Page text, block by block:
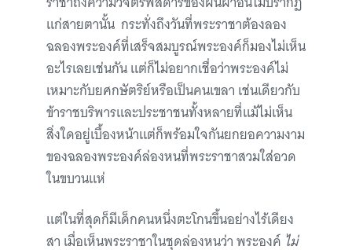
แก่สายตานั้น กระทั่งถึงวันที่พระราชาต้องลอง
ฉลองพระองค์ที่เสร็จสมบูรณ์พระองค์ก็มองไม่เห็น
อะไรเลยเช่นกัน แต่ก็ไม่อยากเชื่อว่าพระองค์ไม่
เหมาะกับยศกษัตริย์หรือเป็นคนเขลา เช่นเดียวกับ
ข้าราชบริพารและประชาชนทั้งหลายที่แม้ไม่เห็น
สิ่งใดอยู่เบื้องหน้าแต่ก็พร้อมใจกันยกยอความงาม
ของฉลองพระองค์ล่องหนที่พระราชาสวมใส่อวด
ในขบวนแห่
แต่ในที่สุดก็มีเด็กคนหนึ่งตะโกนขึ้นอย่างไร้เดียง
สา เมื่อเห็นพระราชาในชุดล่องหนว่าพระองค์ ไม่